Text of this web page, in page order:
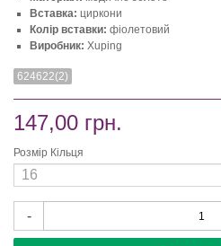
Вставка: циркони
Колір вставки: фіолетовий
Виробник: Xuping
624622(2)
147,00 грн.
Розмір Кільця
-